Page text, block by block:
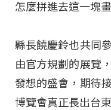
怎麼拼進去這一塊畫
縣長饒慶鈴也共同
由官方規劃的展覽
發想的盛會，期待
博覽會真正長出台